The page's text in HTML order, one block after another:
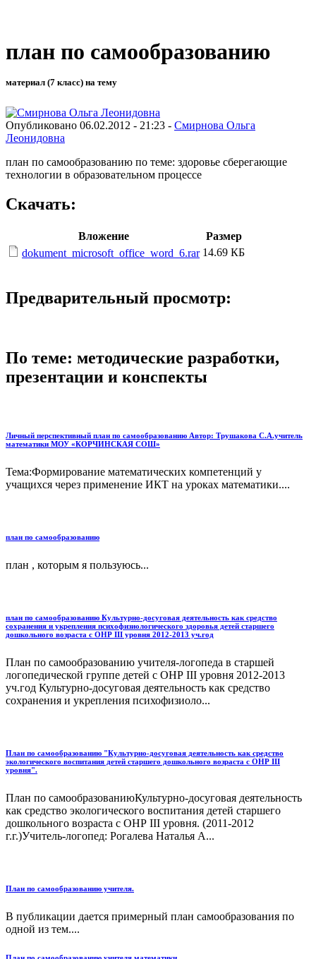
план по самообразованию
материал (7 класс) на тему
Опубликовано 06.02.2012 - 21:23 - Смирнова Ольга
Леонидовна
план по самообразованию по теме: здоровье сберегающие
технологии в образовательном процессе
Скачать:
Вложение
Размер
dokument_microsoft_office_word_6.rar 14.69 КБ
Предварительный просмотр:
По теме: методические разработки,
презентации и конспекты
Личный перспективный план по самообразованию Автор: Трушакова С.А.учитель
математики МОУ «КОРЧИНСКАЯ СОШ»
Тема:Формирование математических компетенций у
учащихся через применение ИКТ на уроках математики....
план по самообразованию
план , которым я пользуюсь...
план по самообразованию Культурно-досуговая деятельность как средство
сохранения и укрепления психофизиологического здоровья детей старшего
дошкольного возраста с ОНР III уровня 2012-2013 уч.год
План по самообразованию учителя-логопеда в старшей
логопедической группе детей с ОНР III уровня 2012-2013
уч.год Культурно-досуговая деятельность как средство
сохранения и укрепления психофизиоло...
План по самообразованию "Культурно-досуговая деятельность как средство
экологического воспитания детей старшего дошкольного возраста с ОНР III
уровня".
План по самообразованиюКультурно-досуговая деятельность
как средство экологического воспитания детей старшего
дошкольного возраста с ОНР III уровня. (2011-2012
г.г.)Учитель-логопед: Рогалева Наталья А...
План по самообразованию учителя.
В публикации дается примерный план самообразования по
одной из тем....
План по самообразованию учителя математики